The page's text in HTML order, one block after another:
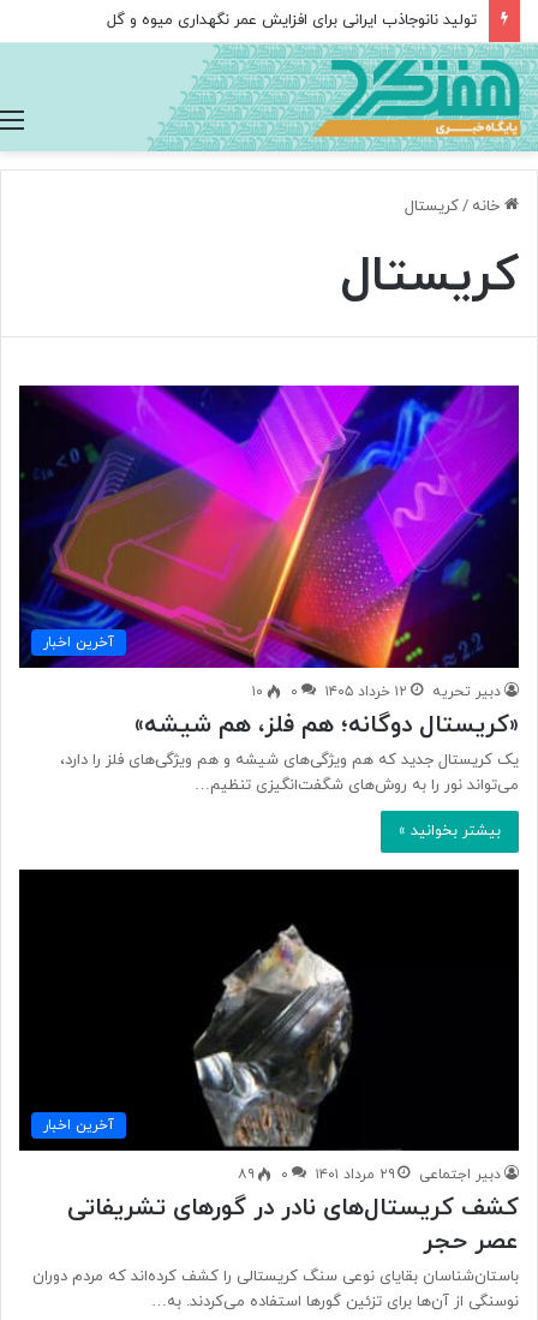
تولید نانوجاذب ایرانی برای افزایش عمر نگهداری میوه و گل
خانه /کریستال
کریستال
آخرین اخبار
دبیر تحریه ۱۲ خرداد ۱۴۰۵ ۰ ۱۰
«کریستال دوگانه؛ هم فلز، هم شیشه»
یک کریستال جدید که هم ویژگی‌های شیشه و هم ویژگی‌های فلز را دارد،
می‌تواند نور را به روش‌های شگفت‌انگیزی تنظیم…
بیشتر بخوانید »
آخرین اخبار
دبیر اجتماعی ۲۹ مرداد ۱۴۰۱ ۰ ۸۹
کشف کریستال‌های نادر در گورهای تشریفاتی
عصر حجر
باستان‌شناسان بقایای نوعی سنگ کریستالی را کشف کرده‌اند که مردم دوران
نوسنگی از آن‌ها برای تزئین گورها استفاده می‌کردند. به…